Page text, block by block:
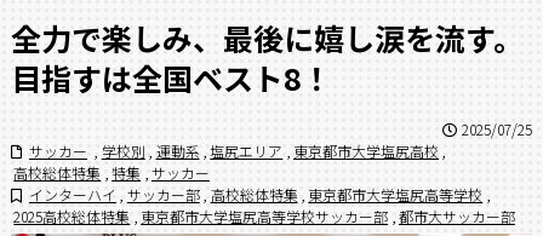
全力で楽しみ、最後に嬉し涙を流す。
目指すは全国ベスト8！
2025/07/25
サッカー , 学校別 運動系 塩尻エリア 東京都市大学塩尻高校 ,
高校総体特集 特集 サッカー
インターハイ
サッカー部 高校総体特集 東京都市大学塩尻高等学校
2025高校総体特集
東京都市大学塩尻高等学校サッカー部 ,都市大サッカー部